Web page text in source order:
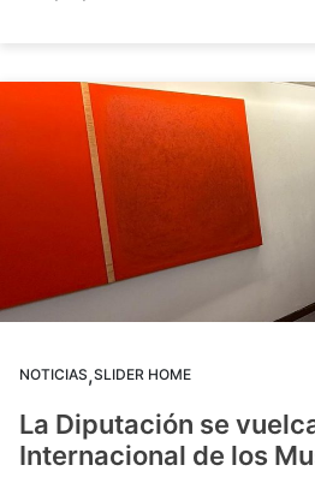
NOTICIAS,SLIDER HOME
La Diputación se
Internacional de los